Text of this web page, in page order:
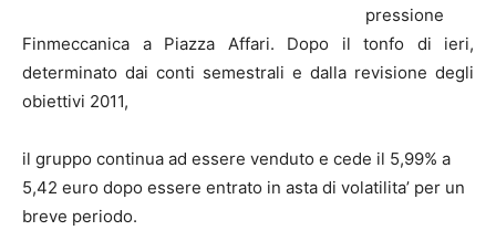
pressione
Finmeccanica a Piazza Affari. Dopo il tonfo di ieri,
determinato dai conti semestrali e dalla revisione degli
obiettivi 2011,
il gruppo continua ad essere venduto e cede il 5,99% a
5,42 euro dopo essere entrato in asta di volatilita’ per un
breve periodo.